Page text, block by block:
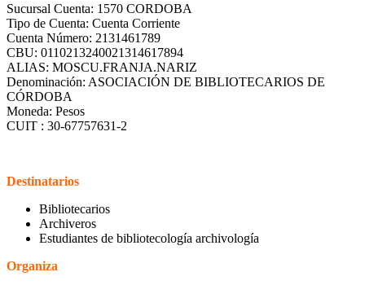
Sucursal Cuenta: 1570 CORDOBA
Tipo de Cuenta: Cuenta Corriente
Cuenta Número: 2131461789
CBU: 0110213240021314617894
ALIAS: MOSCU.FRANJA.NARIZ
Denominación: ASOCIACIÓN DE BIBLIOTECARIOS DE
CÓRDOBA
Moneda: Pesos
CUIT : 30-67757631-2
Destinatarios
Bibliotecarios
Archiveros
Estudiantes de bibliotecología archivología
Organiza